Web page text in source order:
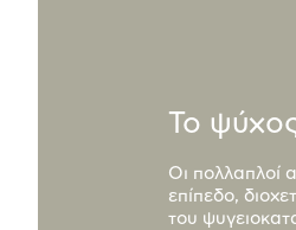
Το
Οι πολλαπλοί
επίπεδο,
του